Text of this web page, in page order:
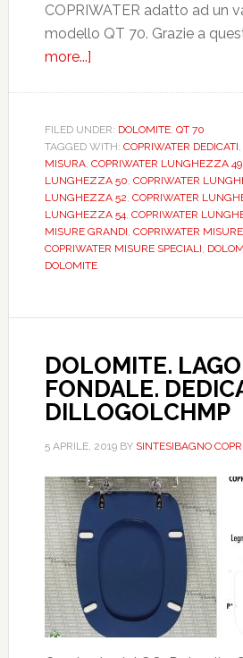
COPRIWATER adatto ad un
modello QT 70. Grazie a
more...]
70.
BIANCO.
DEDICATO.
CCAFOADO0900
FILED UNDER: DOLOMITE, QT 70
TAGGED WITH: COPRIWATER DEDICATI,
MISURA, COPRIWATER LUNGHEZZA 49,
LUNGHEZZA 50, COPRIWATER
LUNGHEZZA 52, COPRIWATER
LUNGHEZZA 54, COPRIWATER
MISURE GRANDI, COPRIWATER
COPRIWATER MISURE SPECIALI,
DOLOMITE
DOLOMITE.
FONDALE.
DILLOGOLCHMP
5 APRILE, 2019BY SINTESIBAGNO